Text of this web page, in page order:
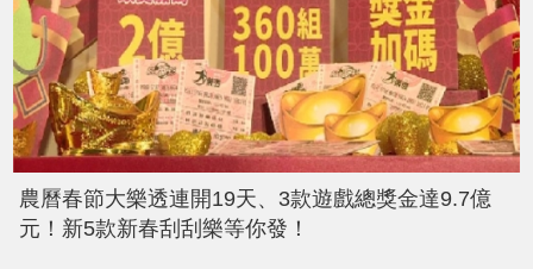
農曆春節大樂透連開19天、3款遊戲總獎金達9.7億
元！新5款新春刮刮樂等你發！